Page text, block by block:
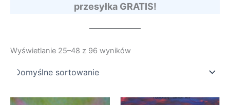
przesyłka GRATIS!
Wyświetlanie 25–48 z 96 wyników